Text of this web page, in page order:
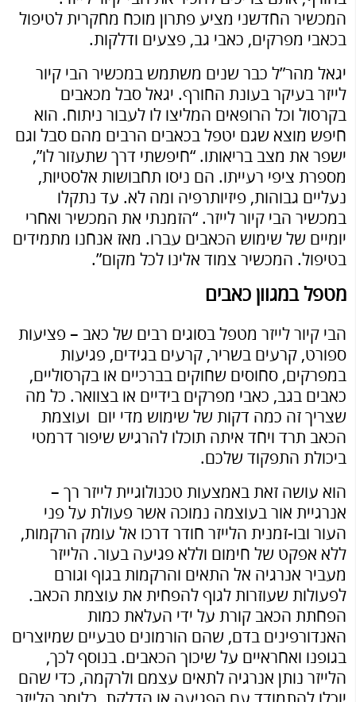
המכשיר החדשני מציע פתרון מוכח מחקרית לטיפול
בכאבי מפרקים, כאבי גב, פצעים ודלקות.
יגאל מהר”לכבר שנים משתמש במכשיר הבי קיור
לייזר בעיקר בעונת החורף. יגאל סבל מכאבים
בקרסול וכל הרופאים המליצו לו לעבור ניתוח. הוא
חיפש מוצא שגם יטפל בכאבים הרבים מהם סבל וגם
ישפר את מצב בריאותו. “חיפשתי דרך שתעזור לו”,
מספרת ציפי רעייתו. הם ניסו תחבושות אלסטיות,
נעליים גבוהות, פיזיותרפיה ומה לא. עד נתקלו
במכשיר הבי קיור לייזר. “הזמנתי את המכשיר ואחרי
יומיים של שימוש הכאבים עברו. מאז אנחנו מתמידים
בטיפול. המכשיר צמוד אלינו לכל מקום”.
מטפל במגוון כאבים
הבי קיור לייזר מטפל בסוגים רבים של כאב – פציעות
ספורט, קרעים בשריר, קרעים בגידים, פגיעות
במפרקים, סחוסים שחוקים בברכיים או בקרסוליים,
כאבים בגב, כאבי מפרקים בידיים או בצוואר. כל מה
שצריך זה כמה דקות של שימוש מדי יום ועוצמת
הכאב תרד ויחד איתה תוכלו להרגיש שיפור דרמטי
ביכולת התפקוד שלכם.
הוא עושה זאת באמצעות טכנולוגיית לייזר רך –
אנרגיית אור בעוצמה נמוכה אשר פעולת על פני
העור ובו-זמנית הלייזר חודר דרכו אל עומק הרקמות,
ללא אפקט של חימום וללא פגיעה בעור. הלייזר
מעביר אנרגיה אל התאים והרקמות בגוף וגורם
לפעולות שעוזרות לגוף להפחית את עוצמת הכאב.
הפחתת הכאב קורת על ידי העלאת כמות
האנדורפינים בדם, שהם הורמונים טבעיים שמיוצרים
בגופנו ואחראיים על שיכוך הכאבים. בנוסף לכך,
הלייזר נותן אנרגיה לתאים עצמם ולרקמה, כדי שהם